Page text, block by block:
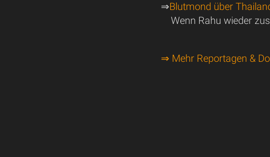
⇒Blutmond über
Wenn Rahu wieder
⇒ Mehr Reportagen &